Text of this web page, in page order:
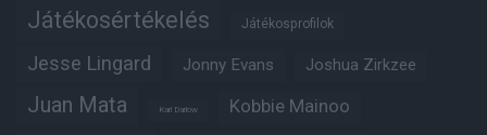
Játékosértékelés Játékosprofilok
Jesse Lingard Jonny Evans Joshua Zirkzee
Juan Mata Karl Darlow Kobbie Mainoo